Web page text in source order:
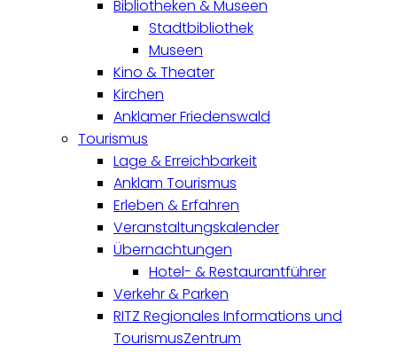
Bibliotheken & Museen
Stadtbibliothek
Museen
Kino & Theater
Kirchen
Anklamer Friedenswald
Tourismus
Lage & Erreichbarkeit
Anklam Tourismus
Erleben & Erfahren
Veranstaltungskalender
Übernachtungen
Hotel- & Restaurantführer
Verkehr & Parken
RITZ Regionales Informations und
TourismusZentrum